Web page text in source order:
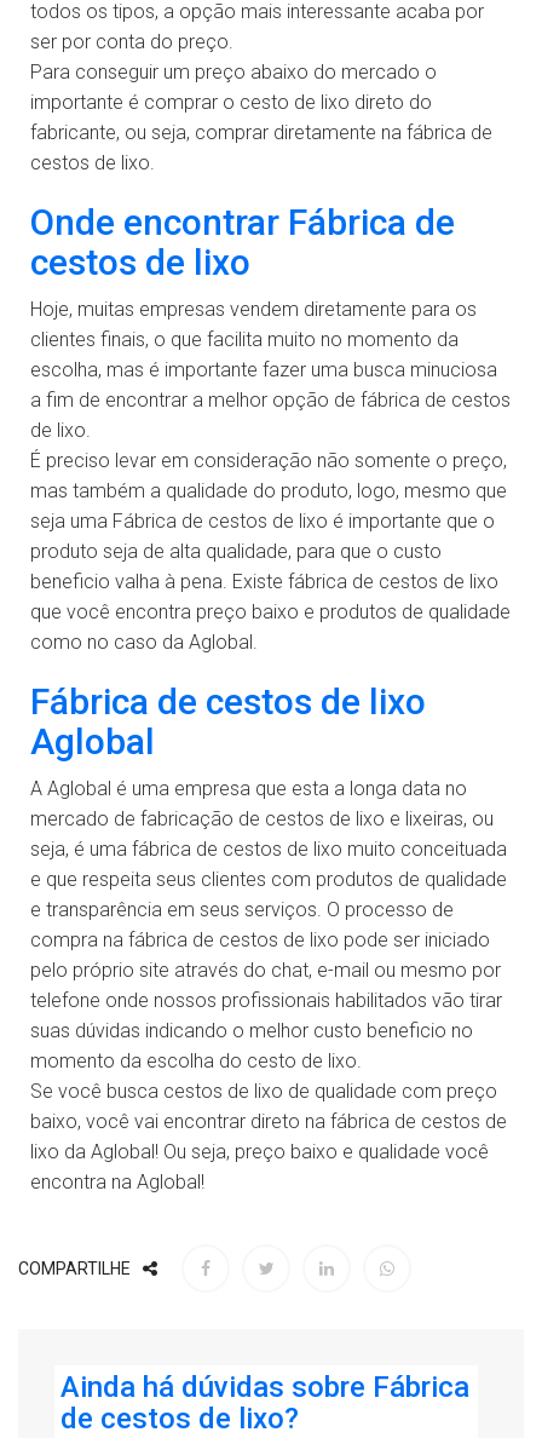
todos os tipos, a opção mais interessante acaba por
ser por conta do preço.
Para conseguir um preço abaixo do mercado o
importante é comprar o cesto de lixo direto do
fabricante, ou seja, comprar diretamente na fábrica de
cestos de lixo.
Onde encontrar Fábrica de
cestos de lixo
Hoje, muitas empresas vendem diretamente para os
clientes finais, o que facilita muito no momento da
escolha, mas é importante fazer uma busca minuciosa
a fim de encontrar a melhor opção de fábrica de cestos
de lixo.
É preciso levar em consideração não somente o preço,
mas também a qualidade do produto, logo, mesmo que
seja uma Fábrica de cestos de lixo é importante que o
produto seja de alta qualidade, para que o custo
beneficio valha à pena. Existe fábrica de cestos de lixo
que você encontra preço baixo e produtos de qualidade
como no caso da Aglobal.
Fábrica de cestos de lixo
Aglobal
A Aglobal é uma empresa que esta a longa data no
mercado de fabricação de cestos de lixo e lixeiras, ou
seja, é uma fábrica de cestos de lixo muito conceituada
e que respeita seus clientes com produtos de qualidade
e transparência em seus serviços. O processo de
compra na fábrica de cestos de lixo pode ser iniciado
pelo próprio site através do chat, e-mail ou mesmo por
telefone onde nossos profissionais habilitados vão tirar
suas dúvidas indicando o melhor custo beneficio no
momento da escolha do cesto de lixo.
Se você busca cestos de lixo de qualidade com preço
baixo, você vai encontrar direto na fábrica de cestos de
lixo da Aglobal! Ou seja, preço baixo e qualidade você
encontra na Aglobal!
COMPARTILHE
Ainda há dúvidas sobre Fábrica
de cestos de lixo?